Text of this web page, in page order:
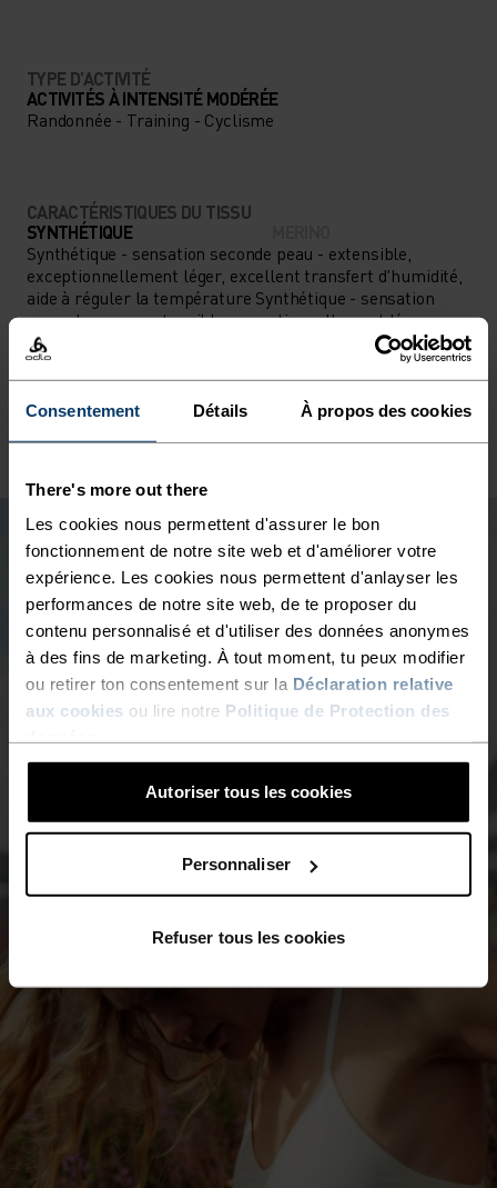
Consentement Détails À propos des cookies
There's more out there
Les cookies nous permettent d'assurer le bon
fonctionnement de notre site web et d'améliorer votre
expérience. Les cookies nous permettent d'anlayser les
performances de notre site web, de te proposer du
contenu personnalisé et d'utiliser des données anonymes
à des fins de marketing. À tout moment, tu peux modifier
ou retirer ton consentement sur la Déclaration relative
aux cookies ou lire notre Politique de Protection des
Autoriser tous les cookies
Personnaliser
Refuser tous les cookies
TYPE D’ACTIVITÉ
ACTIVITÉS À INTENSITÉ MODÉRÉE
Randonnée - Training - Cyclisme
CARACTÉRISTIQUES DU TISSU
SYNTHÉTIQUE
Synthétique - sensation seconde peau - extensible,
exceptionnellement léger, excellent transfert d'humidité,
aide à réguler la température Synthétique - sensation
seconde peau - extensible, exceptionnellement léger,
excellent transfert d'humidité, aide à réguler la
température corporelle, sèche plus rapidement que les
fibres naturelles et offre une plus grande résistance dans
le temps.